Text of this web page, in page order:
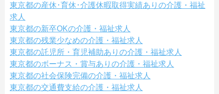
東京都の産休･育休･介護休暇取得実績ありの介護・福祉
求人
東京都の新卒OKの介護・福祉求人
東京都の残業少なめの介護・福祉求人
東京都の託児所・育児補助ありの介護・福祉求人
東京都のボーナス・賞与ありの介護・福祉求人
東京都の社会保険完備の介護・福祉求人
東京都の交通費支給の介護・福祉求人